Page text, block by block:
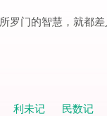
罗门的智慧，就都
利未记 民数记